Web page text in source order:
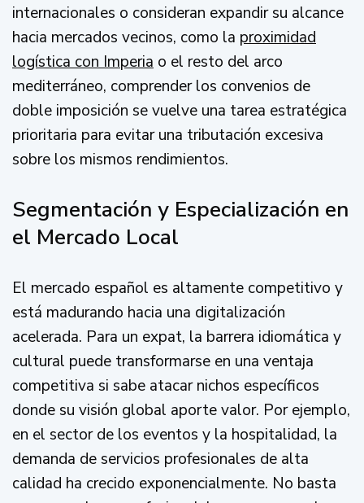
internacionales o consideran expandir su alcance
hacia mercados vecinos, como la proximidad
logística con Imperia o el resto del arco
mediterráneo, comprender los convenios de
doble imposición se vuelve una tarea estratégica
prioritaria para evitar una tributación excesiva
sobre los mismos rendimientos.
Segmentación y Especialización en
el Mercado Local
El mercado español es altamente competitivo y
está madurando hacia una digitalización
acelerada. Para un expat, la barrera idiomática y
cultural puede transformarse en una ventaja
competitiva si sabe atacar nichos específicos
donde su visión global aporte valor. Por ejemplo,
en el sector de los eventos y la hospitalidad, la
demanda de servicios profesionales de alta
calidad ha crecido exponencialmente. No basta